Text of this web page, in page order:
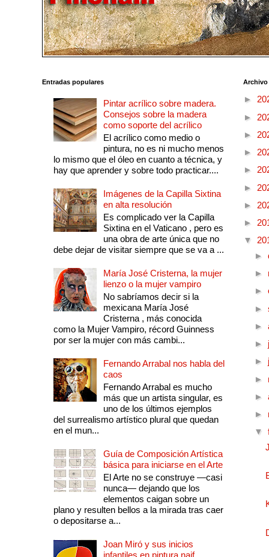
Entradas populares
Pintar acrílico sobre madera.
Consejos sobre la madera
como soporte del acrílico
El acrílico como medio o
pintura, no es ni mucho menos
lo mismo que el óleo en cuanto a técnica, y
hay que aprender y sobre todo practicar....
Imágenes de la Capilla Sixtina
en alta resolución
Es complicado ver la Capilla
Sixtina en el Vaticano , pero es
una obra de arte única que no
debe dejar de visitar siempre que se va a ...
María José Cristerna, la mujer
lienzo o la mujer vampiro
No sabríamos decir si la
mexicana María José
Cristerna , más conocida
como la Mujer Vampiro, récord Guinness
por ser la mujer con más cambi...
Fernando Arrabal nos habla del
caos
Fernando Arrabal es mucho
más que un artista singular, es
uno de los últimos ejemplos
del surrealismo artístico plural que quedan
en el mun...
Guía de Composición Artística
básica para iniciarse en el Arte
El Arte no se construye —casi
nunca— dejando que los
elementos caigan sobre un
plano y resulten bellos a la mirada tras caer
o depositarse a...
Joan Miró y sus inicios
►
►
►
►
►
►
►
►
▼
►
►
►
►
►
►
►
►
►
►
▼